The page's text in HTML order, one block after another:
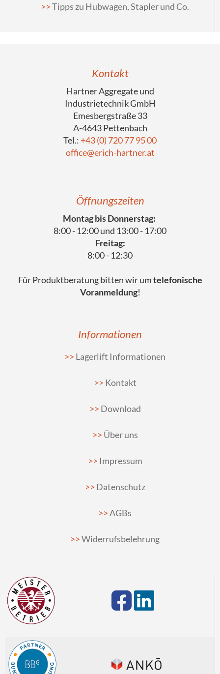
Tipps zu Hubwagen, Stapler und Co.
Kontakt
Hartner Aggregate und
Industrietechnik GmbH
Emesbergstraße 33
A-4643 Pettenbach
Tel.: +43 (0) 720 77 95 00
office@erich-hartner.at
Öffnungszeiten
Montag bis Donnerstag:
8:00 - 12:00 und 13:00 - 17:00
Freitag:
8:00 - 12:30
Für Produktberatung bitten wir umtelefonische
Voranmeldung!
Informationen
Lagerlift Informationen
Kontakt
Download
Über uns
Impressum
Datenschutz
AGBs
Widerrufsbelehrung